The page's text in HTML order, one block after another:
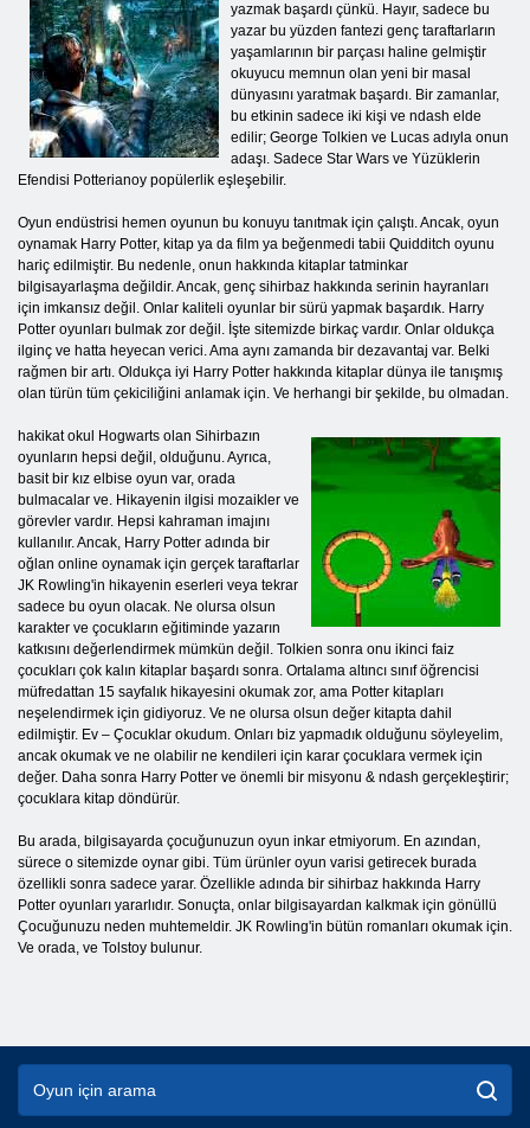
yazmak başardı çünkü. Hayır, sadece bu
yazar bu yüzden fantezi genç taraftarların
yaşamlarının bir parçası haline gelmiştir
okuyucu memnun olan yeni bir masal
dünyasını yaratmak başardı. Bir zamanlar,
bu etkinin sadece iki kişi ve ndash elde
edilir; George Tolkien ve Lucas adıyla onun
adaşı. Sadece Star Wars ve Yüzüklerin
Efendisi Potterianoy popülerlik eşleşebilir.
Oyun endüstrisi hemen oyunun bu konuyu tanıtmak için çalıştı. Ancak, oyun
oynamak Harry Potter, kitap ya da film ya beğenmedi tabii Quidditch oyunu
hariç edilmiştir. Bu nedenle, onun hakkında kitaplar tatminkar
bilgisayarlaşma değildir. Ancak, genç sihirbaz hakkında serinin hayranları
için imkansız değil. Onlar kaliteli oyunlar bir sürü yapmak başardık. Harry
Potter oyunları bulmak zor değil. İşte sitemizde birkaç vardır. Onlar oldukça
ilginç ve hatta heyecan verici. Ama aynı zamanda bir dezavantaj var. Belki
rağmen bir artı. Oldukça iyi Harry Potter hakkında kitaplar dünya ile tanışmış
olan türün tüm çekiciliğini anlamak için. Ve herhangi bir şekilde, bu olmadan.
hakikat okul Hogwarts olan Sihirbazın
oyunların hepsi değil, olduğunu. Ayrıca,
basit bir kız elbise oyun var, orada
bulmacalar ve. Hikayenin ilgisi mozaikler ve
görevler vardır. Hepsi kahraman imajını
kullanılır. Ancak, Harry Potter adında bir
oğlan online oynamak için gerçek taraftarlar
JK Rowling'in hikayenin eserleri veya tekrar
sadece bu oyun olacak. Ne olursa olsun
karakter ve çocukların eğitiminde yazarın
katkısını değerlendirmek mümkün değil. Tolkien sonra onu ikinci faiz
çocukları çok kalın kitaplar başardı sonra. Ortalama altıncı sınıf öğrencisi
müfredattan 15 sayfalık hikayesini okumak zor, ama Potter kitapları
neşelendirmek için gidiyoruz. Ve ne olursa olsun değer kitapta dahil
edilmiştir. Ev – Çocuklar okudum. Onları biz yapmadık olduğunu söyleyelim,
ancak okumak ve ne olabilir ne kendileri için karar çocuklara vermek için
değer. Daha sonra Harry Potter ve önemli bir misyonu & ndash gerçekleştirir;
çocuklara kitap döndürür.
Bu arada, bilgisayarda çocuğunuzun oyun inkar etmiyorum. En azından,
sürece o sitemizde oynar gibi. Tüm ürünler oyun varisi getirecek burada
özellikli sonra sadece yarar. Özellikle adında bir sihirbaz hakkında Harry
Potter oyunları yararlıdır. Sonuçta, onlar bilgisayardan kalkmak için gönüllü
Çocuğunuzu neden muhtemeldir. JK Rowling'in bütün romanları okumak için.
Ve orada, ve Tolstoy bulunur.